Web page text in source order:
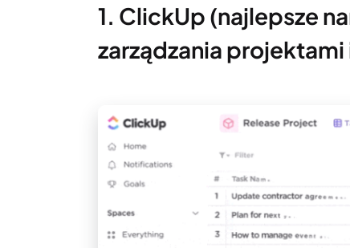
1. ClickUp (najlepsze
zarządzania